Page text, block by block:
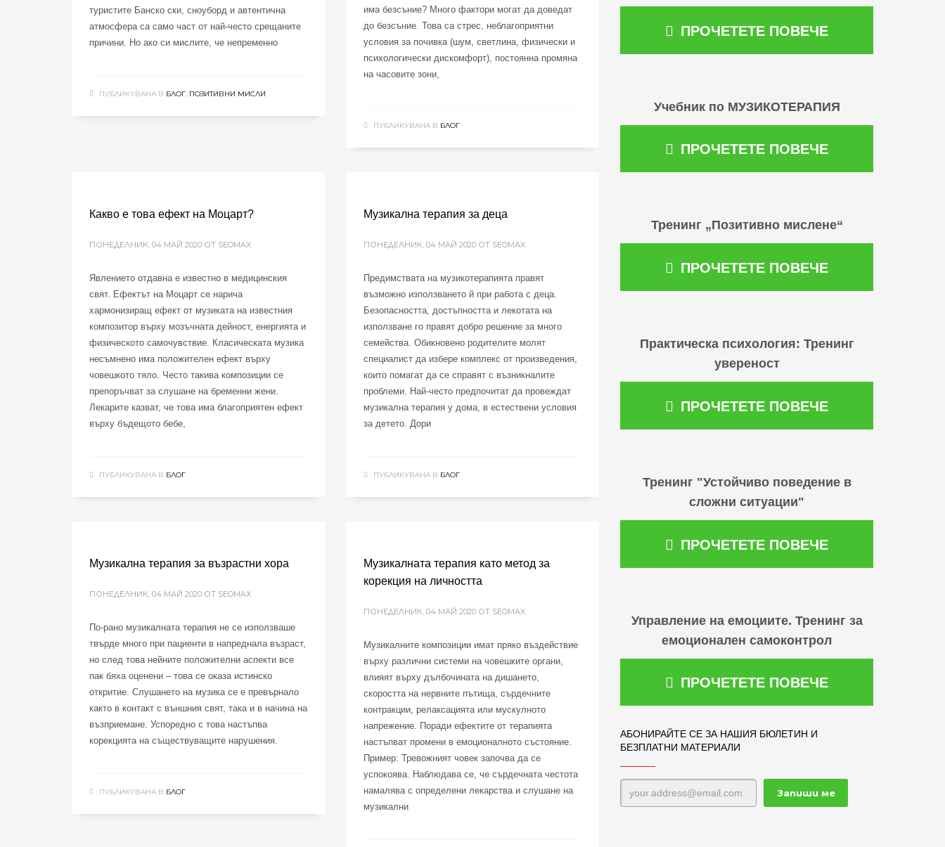
туристите Банско ски, сноуборд и автентична
атмосфера са само част от най-често срещаните
причини. Но ако си мислите, че непременно
ПУБЛИКУВАНА В БЛОГ ПОЗИТИВНИ МИСЛИ
има безсъние? Много фактори могат да доведат
до безсъние. Това са стрес, неблагоприятни
условия за почивка (шум, светлина, физически и
психологически дискомфорт), постоянна промяна
на часовите зони,
ПУБЛИКУВАНА В БЛОГ
Какво е това ефект на Моцарт?
ПОНЕДЕЛНИК, 04 МАЙ 2020 ОТ SEOMAX
Явлението отдавна е известно в медицинския
свят. Ефектът на Моцарт се нарича
хармонизиращ ефект от музиката на известния
композитор върху мозъчната дейност, енергията и
физическото самочувствие. Класическата музика
несъмнено има положителен ефект върху
човешкото тяло. Често такива композиции се
препоръчват за слушане на бременни жени.
Лекарите казват, че това има благоприятен ефект
върху бъдещото бебе,
ПУБЛИКУВАНА В БЛОГ
Музикална терапия за деца
ПОНЕДЕЛНИК, 04 МАЙ 2020 ОТ SEOMAX
Предимствата на музикотерапията правят
възможно използването й при работа с деца.
Безопасността, достъпността и лекотата на
използване го правят добро решение за много
семейства. Обикновено родителите молят
специалист да избере комплекс от произведения,
които помагат да се справят с възникналите
проблеми. Най-често предпочитат да провеждат
музикална терапия у дома, в естествени условия
за детето. Дори
ПУБЛИКУВАНА В БЛОГ
Музикална терапия за възрастни хора
ПОНЕДЕЛНИК, 04 МАЙ 2020 ОТ SEOMAX
По-рано музикалната терапия не се използваше
твърде много при пациенти в напреднала възраст,
но след това нейните положителни аспекти все
пак бяха оценени – това се оказа истинско
откритие. Слушането на музика се е превърнало
както в контакт с външния свят, така и в начина на
възприемане. Успоредно с това настъпва
корекцията на съществуващите нарушения.
ПУБЛИКУВАНА В БЛОГ
Музикалната терапия като метод за
корекция на личността
ПОНЕДЕЛНИК, 04 МАЙ 2020 ОТ SEOMAX
Музикалните композиции имат пряко въздействие
върху различни системи на човешките органи,
влияят върху дълбочината на дишането,
скоростта на нервните пътища, сърдечните
контракции, релаксацията или мускулното
напрежение. Поради ефектите от терапията
настъпват промени в емоционалното състояние.
Пример: Тревожният човек започва да се
успокоява. Наблюдава се, че сърдечната честота
намалява с определени лекарства и слушане на
музикални
ПРОЧЕТЕТЕ ПОВЕЧЕ
Учебник по МУЗИКОТЕРАПИЯ
ПРОЧЕТЕТЕ ПОВЕЧЕ
Тренинг „Позитивно мислене“
ПРОЧЕТЕТЕ ПОВЕЧЕ
Практическа психология: Тренинг
увереност
ПРОЧЕТЕТЕ ПОВЕЧЕ
Тренинг "Устойчиво поведение в
сложни ситуации"
ПРОЧЕТЕТЕ ПОВЕЧЕ
Управление на емоциите. Тренинг за
емоционален самоконтрол
ПРОЧЕТЕТЕ ПОВЕЧЕ
АБОНИРАЙТЕ СЕ ЗА НАШИЯ БЮЛЕТИН И
БЕЗПЛАТНИ МАТЕРИАЛИ